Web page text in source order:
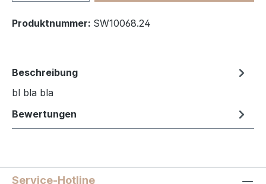
Produktnummer: SW10068.24
Beschreibung
bl bla bla
Bewertungen
Service-Hotline